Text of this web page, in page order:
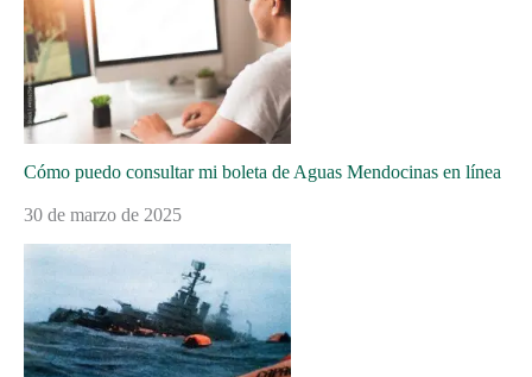
Cómo puedo consultar mi boleta de Aguas Mendocinas en línea
30 de marzo de 2025